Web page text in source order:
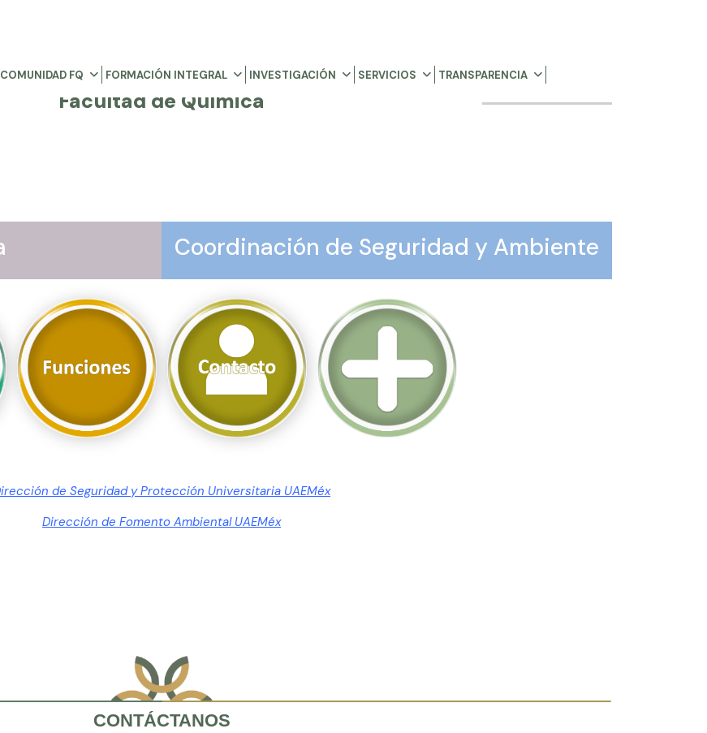
COMUNIDAD FQ FORMACIÓN INTEGRAL INVESTIGACIÓN SERVICIOS
TRANSPARENCIA
Facultad de Química
Coordinación de Seguridad y Ambiente
de Seguridad y Protección Universitaria UAEMéx
Dirección de Fomento Ambiental UAEMéx
CONTÁCTANOS